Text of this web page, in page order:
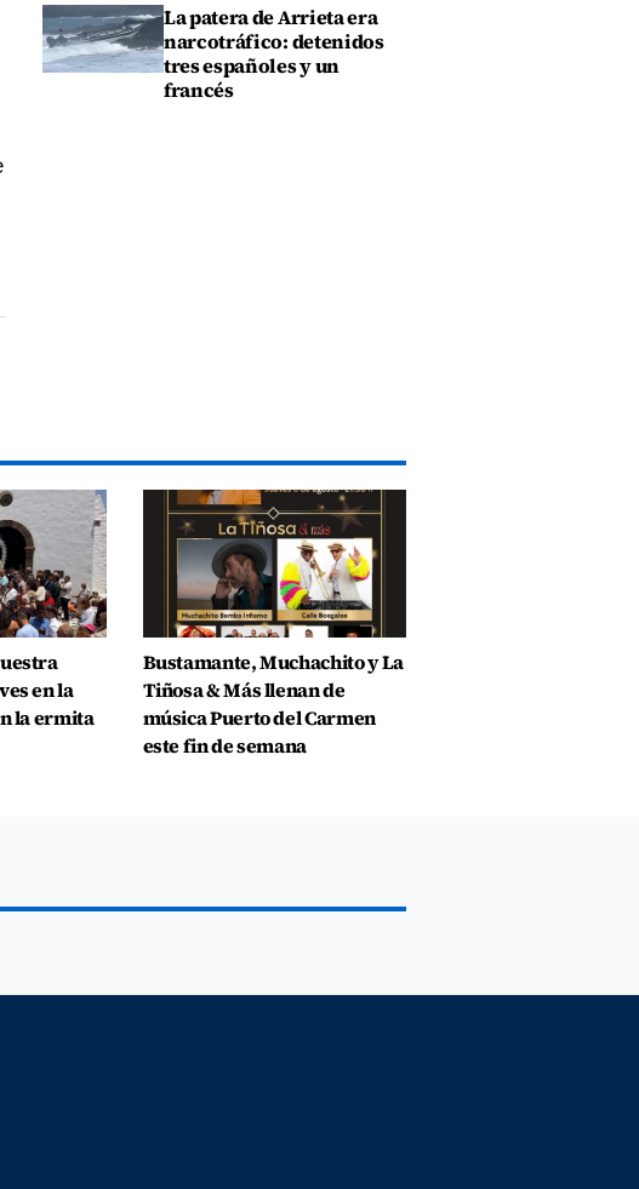
La patera de Arrieta era
narcotráfico: detenidos
tres españoles y un
francés
en la
la ermita
Bustamante, Muchachito y La
Tiñosa & Más llenan de
música Puerto del Carmen
este fin de semana